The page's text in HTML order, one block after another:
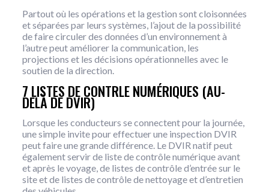
Partout où les opérations et la gestion sont cloisonnées
et séparées par leurs systèmes, l’ajout de la possibilité
de faire circuler des données d’un environnement à
l’autre peut améliorer la communication, les
projections et les décisions opérationnelles avec le
soutien de la direction.
7 LISTES DE CONTRLE NUMÉRIQUES (AU-
DELÀ DE DVIR)
Lorsque les conducteurs se connectent pour la journée,
une simple invite pour effectuer une inspection DVIR
peut faire une grande différence. Le DVIR natif peut
également servir de liste de contrôle numérique avant
et après le voyage, de listes de contrôle d’entrée sur le
site et de listes de contrôle de nettoyage et d’entretien